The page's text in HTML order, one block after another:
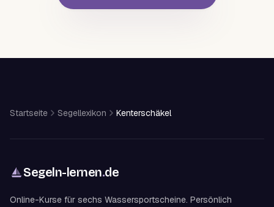
Startseite Segellexikon Kenterschäkel
Segeln-lernen.de
Online-Kurse für sechs Wassersportscheine. Persönlich